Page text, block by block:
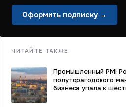
Оформить подписку →
ЧИТАЙТЕ ТАКЖЕ
Промышленный PMI
полуторагодового
бизнеса упала к